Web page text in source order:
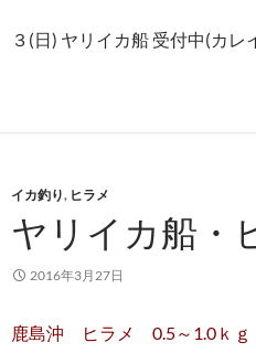
３(日) ヤリイカ船 受付中(カレ
イカ釣り, ヒラメ
ヤリイカ船・
2016年3月27日
鹿島沖 ヒラメ 0.5～1.0ｋ